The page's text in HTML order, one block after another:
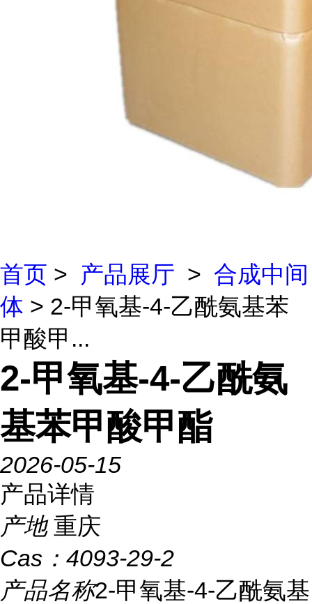
首页 > 产品展厅 > 合成中间
体 > 2-甲氧基-4-乙酰氨基苯
甲酸甲...
2-甲氧基-4-乙酰氨
基苯甲酸甲酯
2026-05-15
产品详情
产地 重庆
Cas： 4093-29-2
产品名称2-甲氧基-4-乙酰氨基